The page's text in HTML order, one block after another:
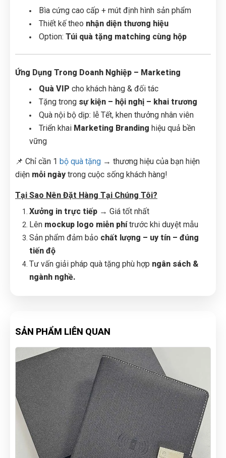
Bìa cứng cao cấp + mút định hình sản phẩm
Thiết kế theo nhận diện thương hiệu
Option: Túi quà tặng matching cùng hộp
Ứng Dụng Trong Doanh Nghiệp – Marketing
Quà VIP cho khách hàng & đối tác
Tặng trong sự kiện – hội nghị – khai trương
Quà nội bộ dịp: lễ Tết, khen thưởng nhân viên
Triển khai Marketing Branding hiệu quả bền
vững
📌 Chỉ cần 1 bộ quà tặng → thương hiệu của bạn hiện
diện mỗi ngày trong cuộc sống khách hàng!
Tại Sao Nên Đặt Hàng Tại Chúng Tôi?
Xưởng in trực tiếp → Giá tốt nhất
Lên mockup logo miễn phítrước khi duyệt mẫu
Sản phẩm đảm bảo chất lượng – uy tín – đúng
tiến độ
Tư vấn giải pháp quà tặng phù hợp ngân sách &
ngành nghề.
SẢN PHẨM LIÊN QUAN